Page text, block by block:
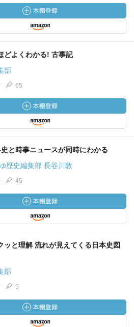
どよくわかる! 古事記
部
65
と時事ニュースが同時にわかる
歴史編集部 長谷川敦
45
ッと理解 流れが見えてくる日本史図
部
9